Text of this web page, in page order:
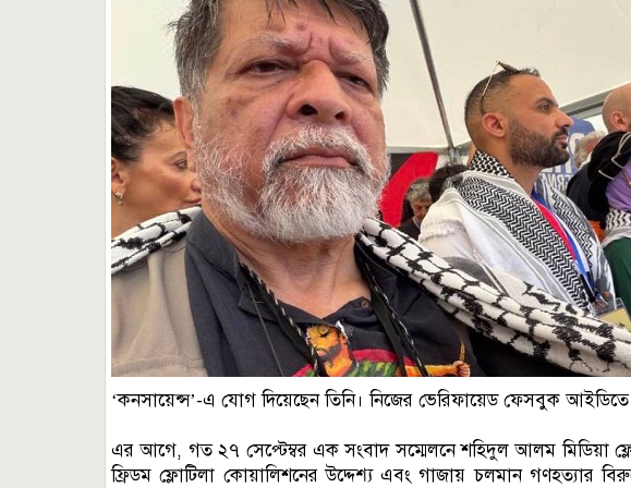
‘কনসায়েন্স’-এ যোগ দিয়েছেন তিনি। নিজের ভেরিফায়েড ফেসবুক
এর আগে, গত ২৭ সেপ্টেম্বর এক সংবাদ সম্মেলনে শহিদুল আলম মিডিয়া
ফ্রিডম ফ্লোটিলা কোয়ালিশনের উদ্দেশ্য এবং গাজায় চলমান গণহত্যার